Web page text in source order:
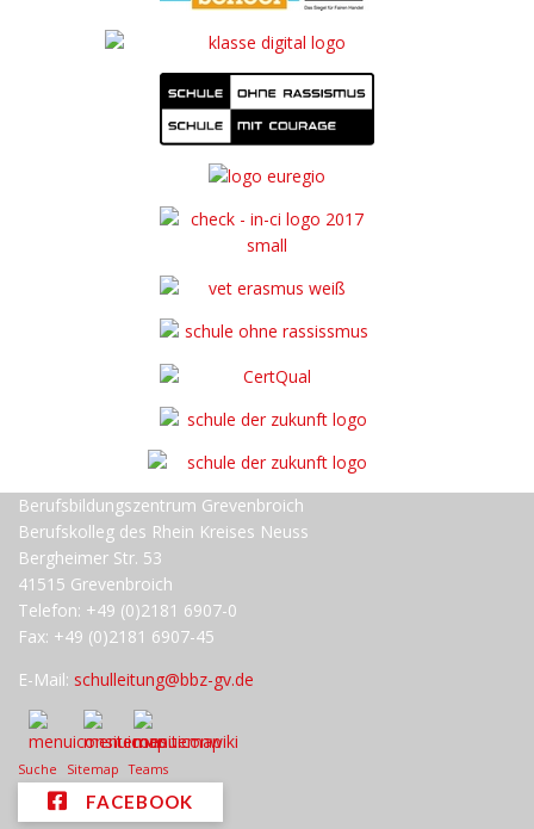
Berufsbildungszentrum Grevenbroich
Berufskolleg des Rhein Kreises Neuss
Bergheimer Str. 53
41515 Grevenbroich
Telefon: +49 (0)2181 6907-0
Fax: +49 (0)2181 6907-45
E-Mail: schulleitung@bbz-gv.de
Suche Sitemap Teams
FACEBOOK